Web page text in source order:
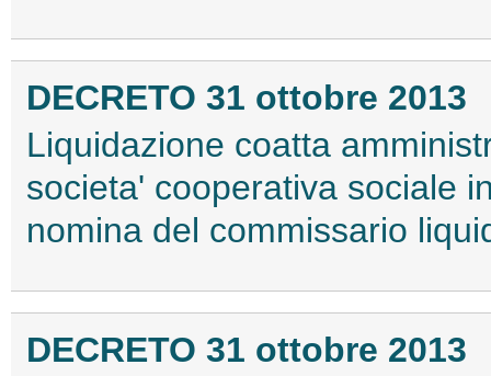
DECRETO 31 ottobre 2013
Liquidazione coatta
societa' cooperativa sociale
nomina del commissario
DECRETO 31 ottobre 2013